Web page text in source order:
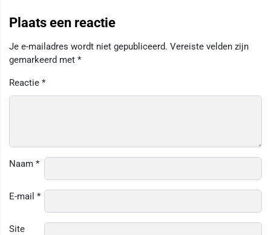
Plaats een reactie
Je e-mailadres wordt niet gepubliceerd. Vereiste velden zijn
gemarkeerd met *
Reactie *
Naam *
E-mail *
Site